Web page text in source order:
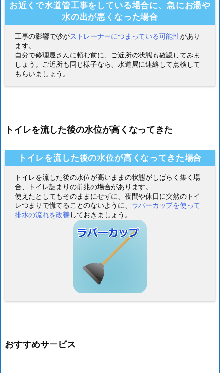
お近くで水道管工事をしている場合に、急にお湯や
水の出が悪くなった場合
工事の影響で砂がストレーナーにつまっている可能性があり
ます。
自分で修理屋さんに頼む前に、ご近所の状態も確認してみま
しょう。ご近所も同じ様子なら、水道局に連絡して点検して
もらいましょう。
トイレを流した後の水位が高くなってきた
トイレを流した後の水位が高くなってきた場合
トイレを流した後の水位が高いままの状態がしばらく集く場
合、トイレ詰まりの前兆の場合があります。
使えたとしてもそのままにせずに、夜間や休日に突然のトイ
レつまりで慌てることのないように、 ラバーカップを使って
排水の流れを改善しておきましょう。
おすすめサービス